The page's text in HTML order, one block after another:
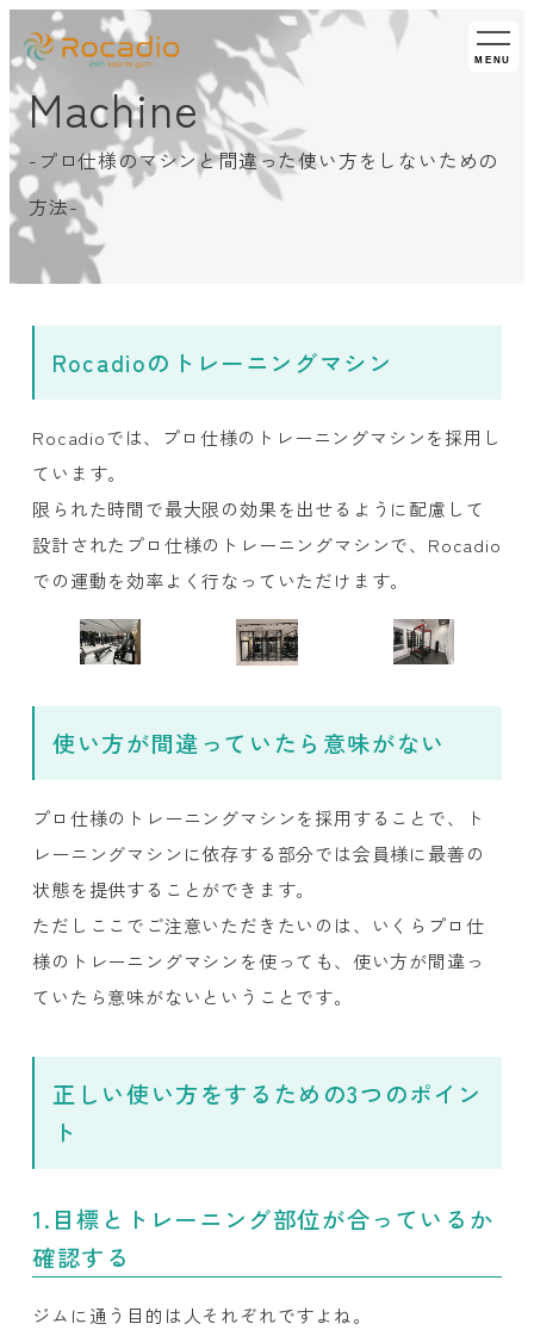
MENU
Machine
-プロ仕様のマシンと間違った使い方をしないための
方法-
Rocadioのトレーニングマシン
Rocadioでは、プロ仕様のトレーニングマシンを採用し
ています。
限られた時間で最大限の効果を出せるように配慮して
設計されたプロ仕様のトレーニングマシンで、Rocadio
での運動を効率よく行なっていただけます。
使い方が間違っていたら意味がない
プロ仕様のトレーニングマシンを採用することで、ト
レーニングマシンに依存する部分では会員様に最善の
状態を提供することができます。
ただしここでご注意いただきたいのは、いくらプロ仕
様のトレーニングマシンを使っても、使い方が間違っ
ていたら意味がないということです。
正しい使い方をするための3つのポイン
ト
1.目標とトレーニング部位が合っているか
確認する
ジムに通う目的は人それぞれですよね。